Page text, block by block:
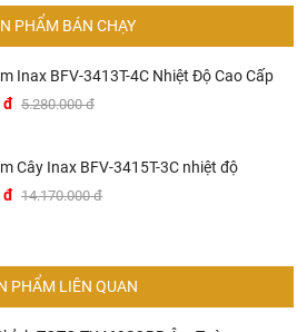
tôi cam kết:
chính hãng, nếu phát hiện ra
Nguyễn lựa chọn bán là những
PHẨM BÁN CHẠY
Inax BFV-3413T-4C Nhiệt Độ Cao Cấp
đ 5.280.000 đ
Cây Inax BFV-3415T-3C nhiệt độ
đ 14.170.000 đ
PHẨM LIÊN QUAN